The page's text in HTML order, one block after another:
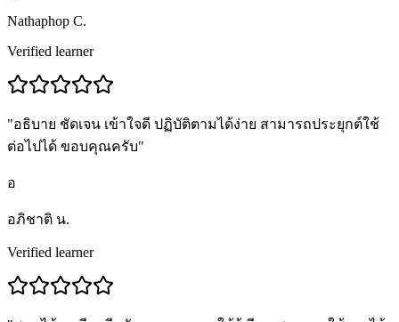
Nathaphop C.
Verified learner
"อธิบาย ชัดเจน เข้าใจดี ปฏิบัติตามได้ง่าย สามารถประยุกต์ใช้
ต่อไปได้ ขอบคุณครับ"
อ
อภิชาติ น.
Verified learner